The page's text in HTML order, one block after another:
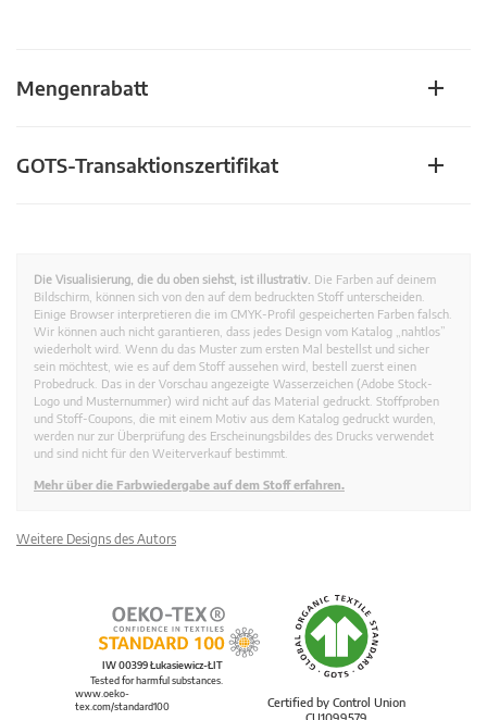
Mengenrabatt
GOTS-Transaktionszertifikat
Die Visualisierung, die du oben siehst, ist illustrativ. Die Farben auf deinem
Bildschirm, können sich von den auf dem bedruckten Stoff unterscheiden.
Einige Browser interpretieren die im CMYK-Profil gespeicherten Farben falsch.
Wir können auch nicht garantieren, dass jedes Design vom Katalog „nahtlos”
wiederholt wird. Wenn du das Muster zum ersten Mal bestellst und sicher
sein möchtest, wie es auf dem Stoff aussehen wird, bestell zuerst einen
Probedruck. Das in der Vorschau angezeigte Wasserzeichen (Adobe Stock-
Logo und Musternummer) wird nicht auf das Material gedruckt. Stoffproben
und Stoff-Coupons, die mit einem Motiv aus dem Katalog gedruckt wurden,
werden nur zur Überprüfung des Erscheinungsbildes des Drucks verwendet
und sind nicht für den Weiterverkauf bestimmt.
Mehr über die Farbwiedergabe auf dem Stoff erfahren.
Weitere Designs des Autors
Certified by Control Union
CU1099579
IW 00399 Łukasiewicz-ŁIT
Tested for harmful substances.
www.oeko-
tex.com/standard100